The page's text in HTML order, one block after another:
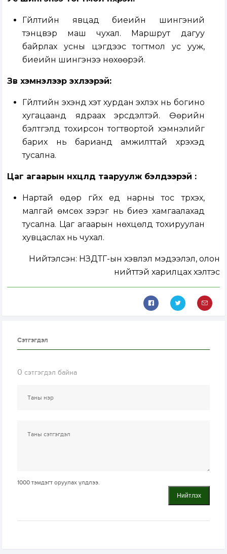
Гүйлтийн явцад биеийн шингэний
тэнцвэр маш чухал. Маршрут дагуу
байрлах усны цэгүүдээс тогтмол ус ууж,
биеийн шингэнээ нөхөөрэй.
Зөв хэмнэлээр эхлээрэй:
Гүйлтийн эхэнд хэт хурдан эхлэх нь богино
хугацаанд ядраах эрсдэлтэй. Өөрийн
бэлтгэлд тохирсон тогтвортой хэмнэлийг
барих нь барианд амжилттай хүрэхэд
тусална.
Цаг агаарын нөхцөлд тааруулж бэлдээрэй :
Нартай өдөр гүйх үед нарны тос түрхэх,
малгай өмсөх зэрэг нь биеэ хамгаалахад
тусална. Цаг агаарын нөхцөлд тохируулан
хувцаслах нь чухал.
Нийтэлсэн: НЗДТГ-ын хэвлэл мэдээлэл, олон
нийттэй харилцах хэлтэс
Сэтгэгдэл
0 сэтгэгдэл байна
1000 тэмдэгт оруулах үлдлээ.
Нийтлэх